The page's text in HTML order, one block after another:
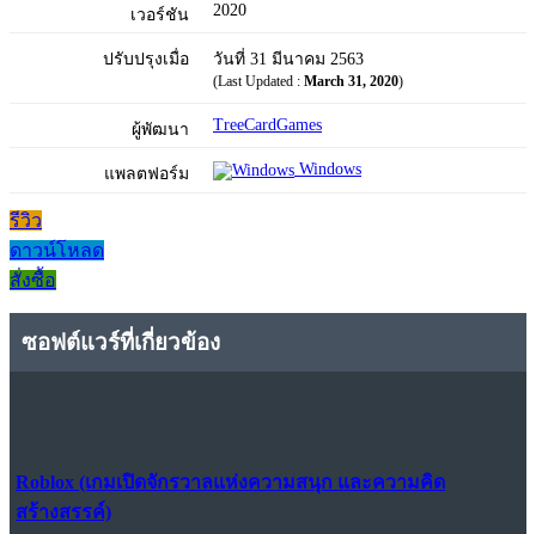
เวอร์ชัน 2020
ปรับปรุงเมื่อ วันที่ 31 มีนาคม 2563
(Last Updated : March 31, 2020)
ผู้พัฒนา TreeCardGames
แพลตฟอร์ม Windows
รีวิว
ดาวน์โหลด
สั่งซื้อ
ซอฟต์แวร์ที่เกี่ยวข้อง
Roblox (เกมเปิดจักรวาลแห่งความสนุก และความคิด
สร้างสรรค์)